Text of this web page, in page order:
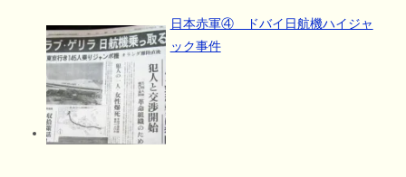
日本赤軍④ ドバイ日航機ハイジャ
ック事件